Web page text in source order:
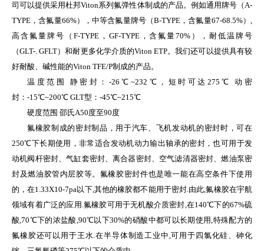
司可以提供采用杜邦Viton系列氟弹性体制成的产品。例如通用牌号（A-
TYPE，含氟量66%），中等含氟量牌号（B-TYPE，含氟量67-68.5%）,
高含氟量牌号（F-TYPE，GF-TYPE，含氟量70%），耐低温牌号
（GLT-. GFLT）和耐更多化学介质的Viton ETP。我们还可以提供具有较
好耐酸、碱性能的Viton TFE/P制成的产品。
温度范围 静密封：-26℃~232℃，短时可达275℃ 动密
封：-15℃~200℃ GLT型：-45℃~215℃
硬度范围 邵氏A50度至90度
氟橡胶制成的密封制品，用于汽车、飞机发动机的密封时，可在
250℃下长期使用，非常适合发动机动力输出轴承的密封，也可用于发
动机阀杆密封、气缸套密封、离合器密封、空气滤清器密封、燃油泵密
封及燃油胶管内层胶等。氟橡胶密封件也是唯一能在高空条件下使用
的，在1.33X10-7pa以下,其他的橡胶都不能用于密封.由此,氟橡胶在宇航
领域有着广泛的应用.氟橡胶可用于无机酸介质密封,在140℃下的67%硫
酸,70℃下的浓盐酸,90℃以下30%的硝酸中都可以长期使用,特殊配方的
氟橡胶还可以用于王水.在半导体制造工业中,可用于四氯化硅、砷化